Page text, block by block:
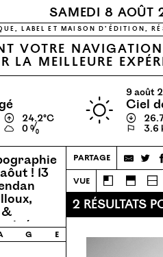
SAMEDI 8 AOÛT
LABEL ET MAISON D’ÉDITION,
VOTRE
LA MEILLEURE
↑
24.2℃
0 %
9 août
ciel
↓
⚐
3.6
! 13
ciné
g e
partage
vue
2 RÉSULTATS